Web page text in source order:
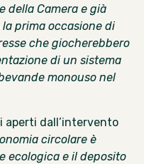
della Camera e già
la prima occasione di
che giocherebbero
di un sistema
monouso nel
aperti dall’intervento
circolare è
ecologica e il deposito